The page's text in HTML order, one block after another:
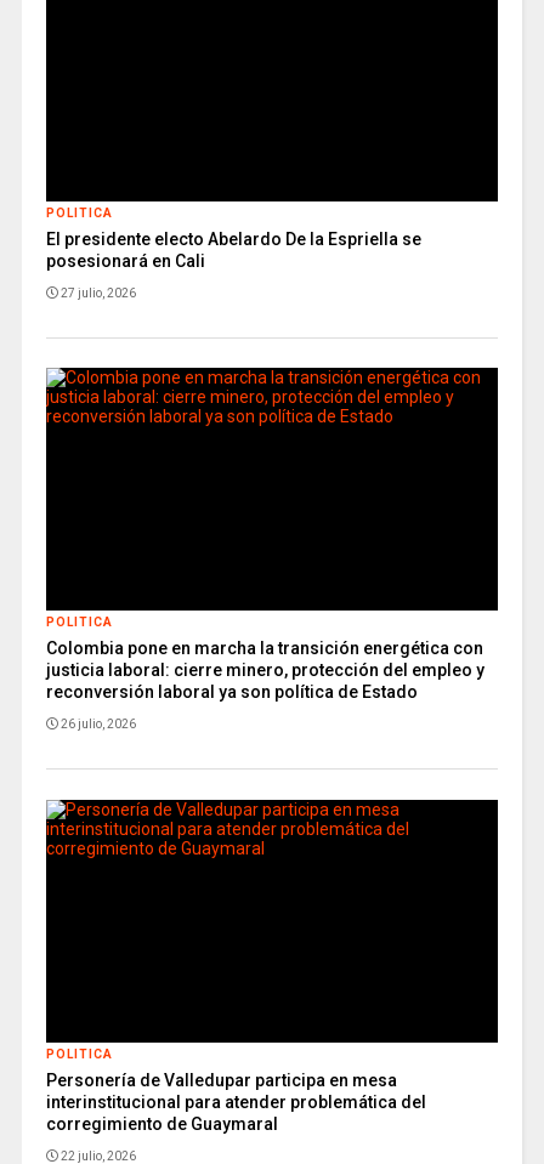
POLITICA
El presidente electo Abelardo De la Espriella se
posesionará en Cali
27 julio, 2026
POLITICA
Colombia pone en marcha la transición energética con
justicia laboral: cierre minero, protección del empleo y
reconversión laboral ya son política de Estado
26 julio, 2026
POLITICA
Personería de Valledupar participa en mesa
interinstitucional para atender problemática del
corregimiento de Guaymaral
22 julio, 2026